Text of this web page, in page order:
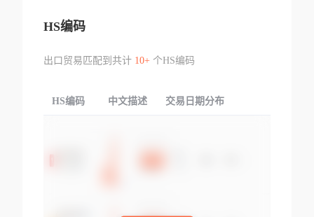
HS编码
出口贸易匹配到共计 10+个HS编码
HS编码 中文描述 交易日期分布